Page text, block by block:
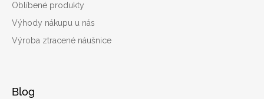
Oblíbené produkty
Výhody nákupu u nás
Výroba ztracené náušnice
Blog